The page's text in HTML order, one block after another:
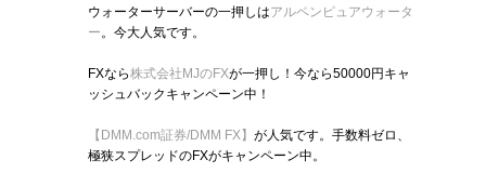
ウォーターサーバーの一押しはアルペンピュアウォータ
ー。今大人気です。
FXなら株式会社MJのFXが一押し！今なら50000円キャ
ッシュバックキャンペーン中！
【DMM.com証券/DMM FX】 が人気です。手数料ゼロ、
極狭スプレッドのFXがキャンペーン中。